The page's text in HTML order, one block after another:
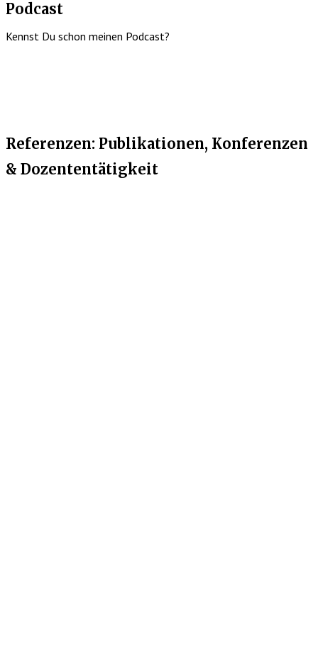
Podcast
Kennst Du schon meinen Podcast?
Referenzen: Publikationen, Konferenzen
& Dozententätigkeit